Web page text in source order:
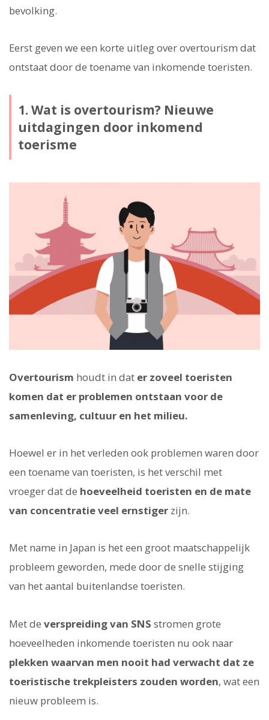
bevolking.
Eerst geven we een korte uitleg over overtourism dat
ontstaat door de toename van inkomende toeristen.
1. Wat is overtourism? Nieuwe
uitdagingen door inkomend
toerisme
Overtourism houdt in dat er zoveel toeristen
komen dat er problemen ontstaan voor de
samenleving, cultuur en het milieu.
Hoewel er in het verleden ook problemen waren door
een toename van toeristen, is het verschil met
vroeger dat de hoeveelheid toeristen en de mate
van concentratie veel ernstiger zijn.
Met name in Japan is het een groot maatschappelijk
probleem geworden, mede door de snelle stijging
van het aantal buitenlandse toeristen.
Met de verspreiding van SNS stromen grote
hoeveelheden inkomende toeristen nu ook naar
plekken waarvan men nooit had verwacht dat ze
toeristische trekpleisters zouden worden, wat een
nieuw probleem is.